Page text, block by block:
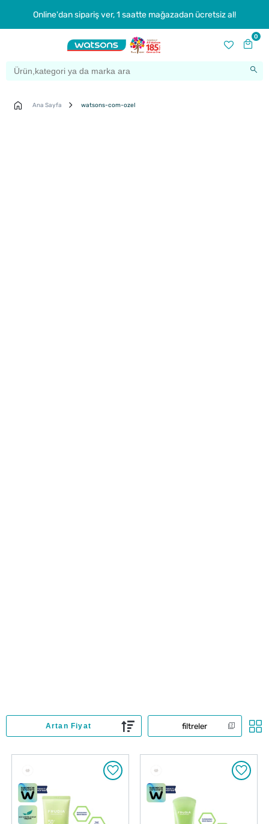
Online'dan sipariş ver, 1 saatte mağazadan ücretsiz al!
0
Ana Sayfa watsons-com-ozel
filtreler